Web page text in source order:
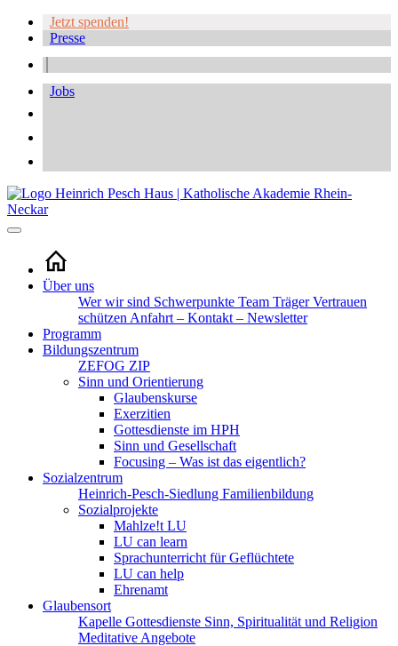
Jetzt spenden!
Presse
Jobs
Über uns
Wer wir sind Schwerpunkte Team TrägerVertrauen
schützen Anfahrt – Kontakt – Newsletter
Programm
Bildungszentrum
ZEFOG ZIP
Sinn und Orientierung
Glaubenskurse
Exerzitien
Gottesdienste im HPH
Sinn und Gesellschaft
Focusing – Was ist das eigentlich?
Sozialzentrum
Heinrich-Pesch-Siedlung Familienbildung
Sozialprojekte
Mahlze!t LU
LU can learn
Sprachunterricht für Geflüchtete
LU can help
Ehrenamt
Glaubensort
Kapelle Gottesdienste Sinn, Spiritualität und Religion
Meditative Angebote